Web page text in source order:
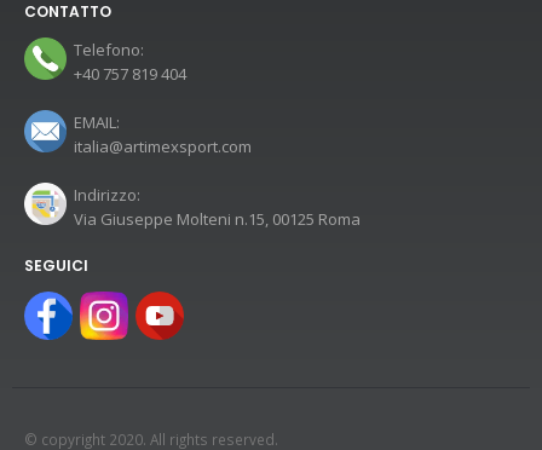
CONTATTO
Telefono:
+40 757 819 404
EMAIL:
italia@artimexsport.com
Indirizzo:
Via Giuseppe Molteni n.15, 00125 Roma
SEGUICI
© copyright 2020. All rights reserved.